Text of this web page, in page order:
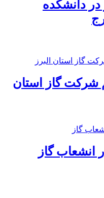
دانشکده
شرکت گاز استان
انشعاب گاز